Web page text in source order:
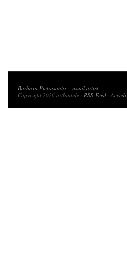
Barbara Pietrasanta - visual artist
Copyright 2026 artlantide · RSS Feed ·Accedi